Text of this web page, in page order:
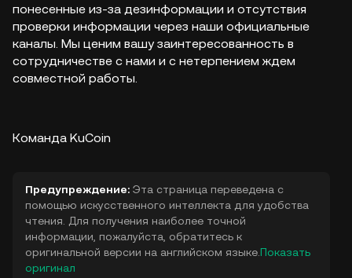
понесенные из-за дезинформации и отсутствия
проверки информации через наши официальные
каналы. Мы ценим вашу заинтересованность в
сотрудничестве с нами и с нетерпением ждем
совместной работы.
Команда KuCoin
Предупреждение: Эта страница переведена с
помощью искусственного интеллекта для удобства
чтения. Для получения наиболее точной
информации, пожалуйста, обратитесь к
оригинальной версии на английском языке.Показать
оригинал